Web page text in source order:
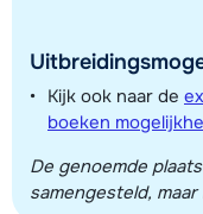
Kijk ook naar de
boeken
De genoemde
samengesteld,